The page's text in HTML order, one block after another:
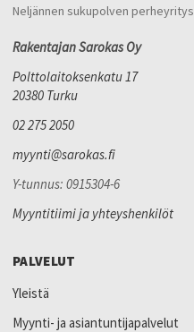
Neljännen sukupolven perheyritys
Rakentajan Sarokas Oy
Polttolaitoksenkatu 17
20380 Turku
02 275 2050
myynti@sarokas.fi
Y-tunnus: 0915304-6
Myyntitiimi ja yhteyshenkilöt
PALVELUT
Yleistä
Myynti- ja asiantuntijapalvelut